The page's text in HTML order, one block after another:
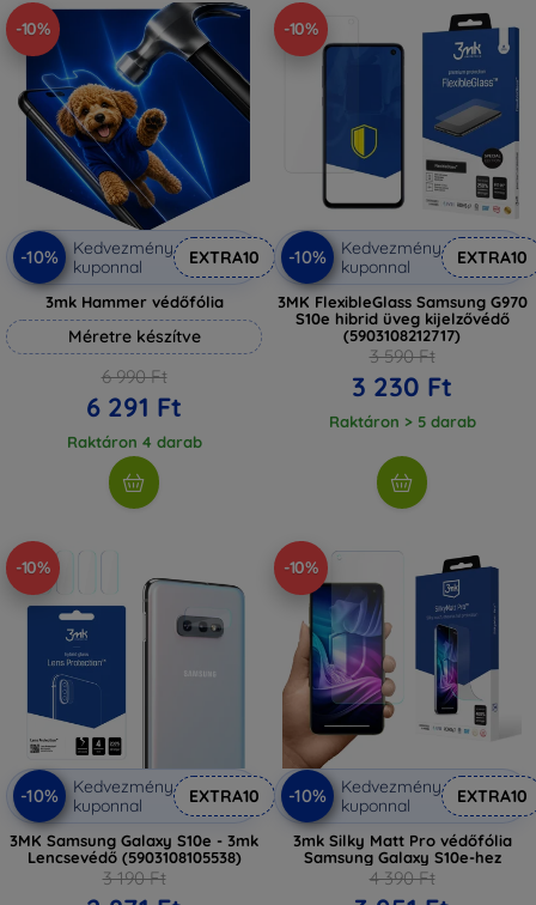
-10%
-10%
Kedvezmény
kuponnal
EXTRA10
3mk Hammer védőfólia
Méretre készítve
6 990 Ft
6 291 Ft
Raktáron 4 darab
-10%
-10%
Kedvezmény
kuponnal
EXTRA10
3MK FlexibleGlass Samsung G970
S10e hibrid üveg kijelzővédő
(5903108212717)
3 590 Ft
3 230 Ft
Raktáron > 5 darab
-10%
-10%
Kedvezmény
kuponnal
EXTRA10
3MK Samsung Galaxy S10e - 3mk
Lencsevédő (5903108105538)
3 190 Ft
-10%
-10%
Kedvezmény
kuponnal
EXTRA10
3mk Silky Matt Pro védőfólia
Samsung Galaxy S10e-hez
4 390 Ft